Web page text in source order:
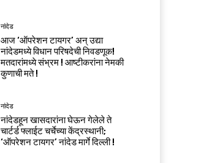
नांदेड
आज ‘ऑपरेशन टायगर’ अन् उद्या
नांदेडमध्ये विधान परिषदेची निवडणूक!
मतदारांमध्ये संभ्रम ! आष्टीकरांना नेमकी
कुणाची मते !
नांदेड
नांदेडहून खासदारांना घेऊन गेलेले ते
चार्टर्ड फ्लाईट चर्चेच्या केंद्रस्थानी;
‘ऑपरेशन टायगर’ नांदेड मार्गे दिल्ली !